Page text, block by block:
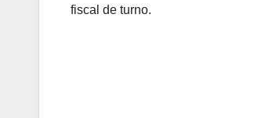
fiscal de turno.